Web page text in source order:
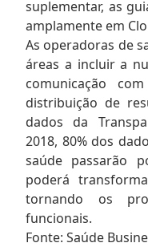
suplementar, as
amplamente em
As operadoras de
áreas a incluir a
comunicação
distribuição de
dados da
2018, 80% dos
saúde passarão
poderá
tornando os
funcionais.
Fonte: Saúde